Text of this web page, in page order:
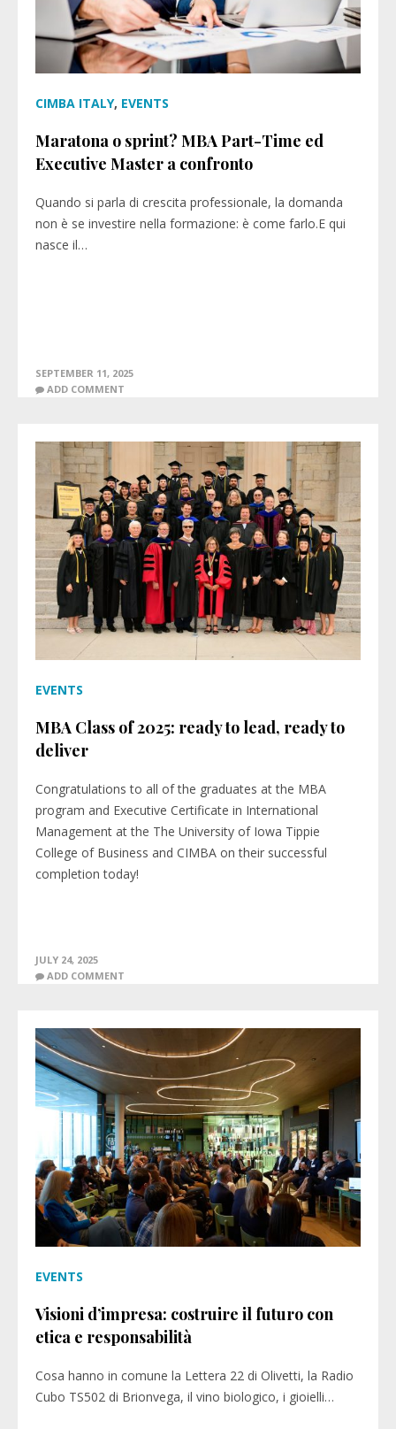
CIMBA ITALY, EVENTS
Maratona o sprint? MBA Part-Time ed
Executive Master a confronto
Quando si parla di crescita professionale, la domanda
non è se investire nella formazione: è come farlo.E qui
nasce il…
SEPTEMBER 11, 2025
ADD COMMENT
EVENTS
MBA Class of 2025: ready to lead, ready to
deliver
Congratulations to all of the graduates at the MBA
program and Executive Certificate in International
Management at the The University of Iowa Tippie
College of Business and CIMBA on their successful
completion today!
JULY 24, 2025
ADD COMMENT
EVENTS
Visioni d’impresa: costruire il futuro con
etica e responsabilità
Cosa hanno in comune la Lettera 22 di Olivetti, la Radio
Cubo TS502 di Brionvega, il vino biologico, i gioielli…